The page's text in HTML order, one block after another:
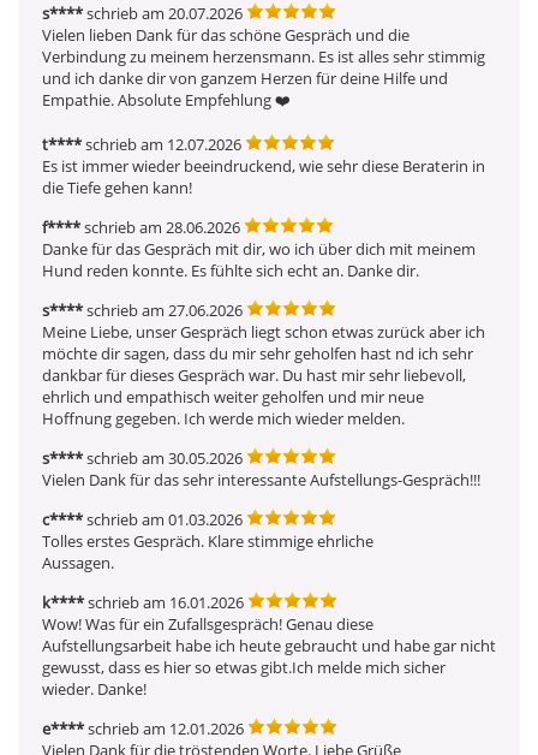
s****schrieb am 20.07.2026
Vielen lieben Dank für das schöne Gespräch und die
Verbindung zu meinem herzensmann. Es ist alles sehr stimmig
und ich danke dir von ganzem Herzen für deine Hilfe und
Empathie. Absolute Empfehlung ❤️
t****schrieb am 12.07.2026
Es ist immer wieder beeindruckend, wie sehr diese Beraterin in
die Tiefe gehen kann!
f****schrieb am 28.06.2026
Danke für das Gespräch mit dir, wo ich über dich mit meinem
Hund reden konnte. Es fühlte sich echt an. Danke dir.
s****schrieb am 27.06.2026
Meine Liebe, unser Gespräch liegt schon etwas zurück aber ich
möchte dir sagen, dass du mir sehr geholfen hast nd ich sehr
dankbar für dieses Gespräch war. Du hast mir sehr liebevoll,
ehrlich und empathisch weiter geholfen und mir neue
Hoffnung gegeben. Ich werde mich wieder melden.
s****schrieb am 30.05.2026
Vielen Dank für das sehr interessante Aufstellungs-Gespräch!!!
c****schrieb am 01.03.2026
Tolles erstes Gespräch. Klare stimmige ehrliche
Aussagen.
k****schrieb am 16.01.2026
Wow! Was für ein Zufallsgespräch! Genau diese
Aufstellungsarbeit habe ich heute gebraucht und habe gar nicht
gewusst, dass es hier so etwas gibt.Ich melde mich sicher
wieder. Danke!
e****schrieb am 12.01.2026
Vielen Dank für die tröstenden Worte. Liebe Grüße